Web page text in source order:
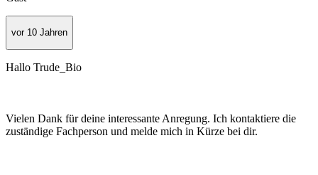
vor 10 Jahren
Hallo Trude_Bio
Vielen Dank für deine interessante Anregung. Ich kontaktiere die
zuständige Fachperson und melde mich in Kürze bei dir.